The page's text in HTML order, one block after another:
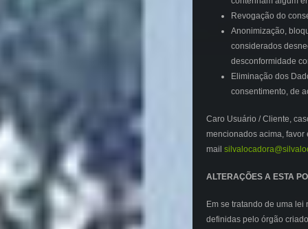
Revogação do
Anonimização,
considerados
desconformidade
Eliminação dos
consentimento, de
Caro Usuário / Cliente,
mencionados acima, favor
mail
ALTERAÇÕES A ESTA
Em se tratando de uma
definidas pelo órgão